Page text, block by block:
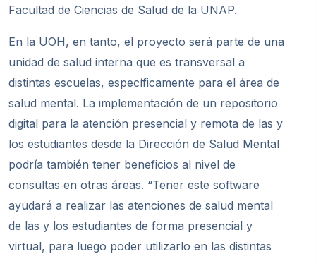
Facultad de Ciencias de Salud de la UNAP.
En la UOH, en tanto, el proyecto será parte de una
unidad de salud interna que es transversal a
distintas escuelas, específicamente para el área de
salud mental. La implementación de un repositorio
digital para la atención presencial y remota de las y
los estudiantes desde la Dirección de Salud Mental
podría también tener beneficios al nivel de
consultas en otras áreas. “Tener este software
ayudará a realizar las atenciones de salud mental
de las y los estudiantes de forma presencial y
virtual, para luego poder utilizarlo en las distintas